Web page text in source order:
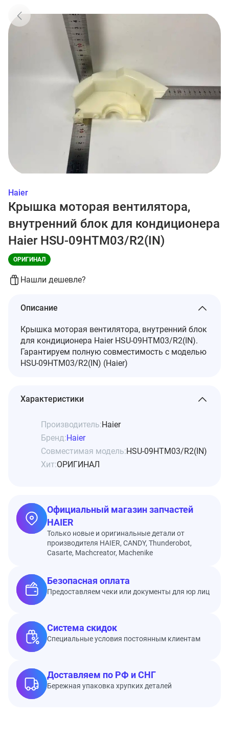
Haier
Крышка моторая вентилятора,
внутренний блок для кондиционера
Haier HSU-09HTM03/R2(IN)
ОРИГИНАЛ
Нашли дешевле?
Описание
Крышка моторая вентилятора, внутренний блок
для кондиционера Haier HSU-09HTM03/R2(IN).
Гарантируем полную совместимость с моделью
HSU-09HTM03/R2(IN) (Haier)
Характеристики
Производитель:Haier
Бренд:Haier
Совместимая модель:HSU-09HTM03/R2(IN)
Хит:ОРИГИНАЛ
Официальный магазин запчастей
HAIER
Только новые и оригинальные детали от
производителя HAIER, CANDY, Thunderobot,
Casarte, Machcreator, Machenike
Безопасная оплата
Предоставляем чеки или документы для юр лиц
Система скидок
Специальные условия постоянным клиентам
Доставляем по РФ и СНГ
Бережная упаковка хрупких деталей